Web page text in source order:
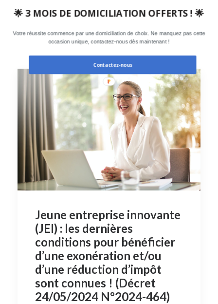
Jeune entreprise innovante
(JEI) : les dernières
conditions pour bénéficier
d’une exonération et/ou
d’une réduction d’impôt
sont connues ! (Décret
24/05/2024 N°2024-464)
Votre réussite commence par une domiciliation de choix. Ne manquez pas cette
occasion unique, contactez-nous dès maintenant !
Contactez-nous
🌟 3 MOIS DE DOMICILIATION OFFERTS ! 🌟